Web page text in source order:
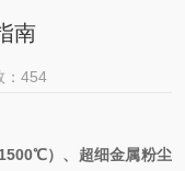
南
：454
）、超细金属粉尘